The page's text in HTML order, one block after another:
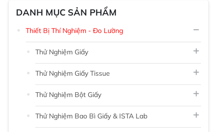
DANH MỤC SẢN PHẨM
Thiết Bị Thí Nghiệm - Đo Lường
Thử Nghiệm Giấy
Thử Nghiệm Giấy Tissue
Thử Nghiệm Bột Giấy
Thử Nghiệm Bao Bì Giấy & ISTA Lab